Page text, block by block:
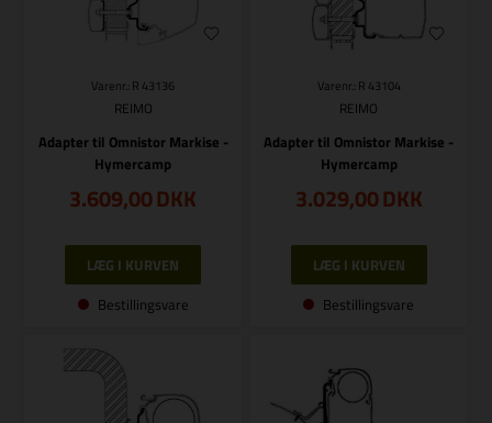
Varenr.: R 43136
REIMO
Adapter til Omnistor Markise -
Hymercamp
3.609,00DKK
Bestillingsvare
Varenr.: R 43104
REIMO
Adapter til Omnistor Markise -
Hymercamp
3.029,00DKK
Bestillingsvare